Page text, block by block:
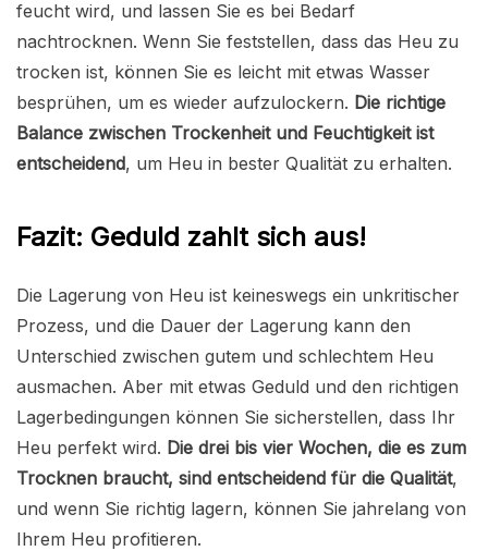
feucht wird, und lassen Sie es bei Bedarf
nachtrocknen. Wenn Sie feststellen, dass das Heu zu
trocken ist, können Sie es leicht mit etwas Wasser
besprühen, um es wieder aufzulockern. Die richtige
Balance zwischen Trockenheit und Feuchtigkeit ist
entscheidend, um Heu in bester Qualität zu erhalten.
Fazit: Geduld zahlt sich aus!
Die Lagerung von Heu ist keineswegs ein unkritischer
Prozess, und die Dauer der Lagerung kann den
Unterschied zwischen gutem und schlechtem Heu
ausmachen. Aber mit etwas Geduld und den richtigen
Lagerbedingungen können Sie sicherstellen, dass Ihr
Heu perfekt wird. Die drei bis vier Wochen, die es zum
Trocknen braucht, sind entscheidend für die Qualität,
und wenn Sie richtig lagern, können Sie jahrelang von
Ihrem Heu profitieren.